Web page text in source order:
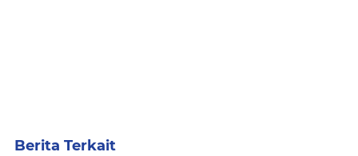
Berita Terkait